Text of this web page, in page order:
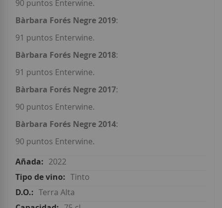
90 puntos Enterwine.
Bàrbara Forés Negre 2019:
91 puntos Enterwine.
Bàrbara Forés Negre 2018:
91 puntos Enterwine.
Bàrbara Forés Negre 2017:
90 puntos Enterwine.
Bàrbara Forés Negre 2014:
90 puntos Enterwine.
2022
Tinto
Terra Alta